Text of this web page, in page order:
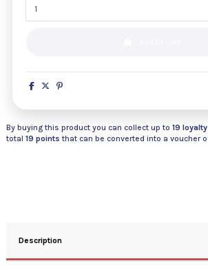
By buying this product you can collect up to 19
total 19 points that can be converted into a voucher
Description